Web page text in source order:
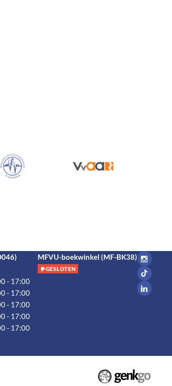
- 17:00
- 17:00
- 17:00
- 17:00
- 17:00
MFVU-boekwinkel (MF-BK38)
GESLOTEN